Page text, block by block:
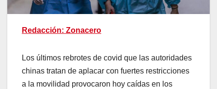
Redacción: Zonacero
Los últimos rebrotes de covid que las autoridades
chinas tratan de aplacar con fuertes restricciones
a la movilidad provocaron hoy caídas en los